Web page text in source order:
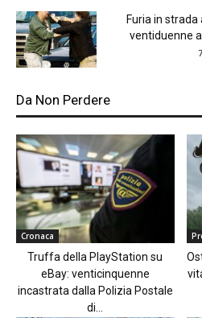
Furia in
ventiduenne
Da Non Perdere
Cronaca
Truffa della PlayStation su
eBay: venticinquenne
incastrata dalla Polizia Postale
di...